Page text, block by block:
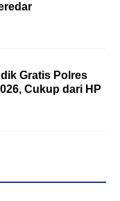
Gratis Polres
Cukup dari HP